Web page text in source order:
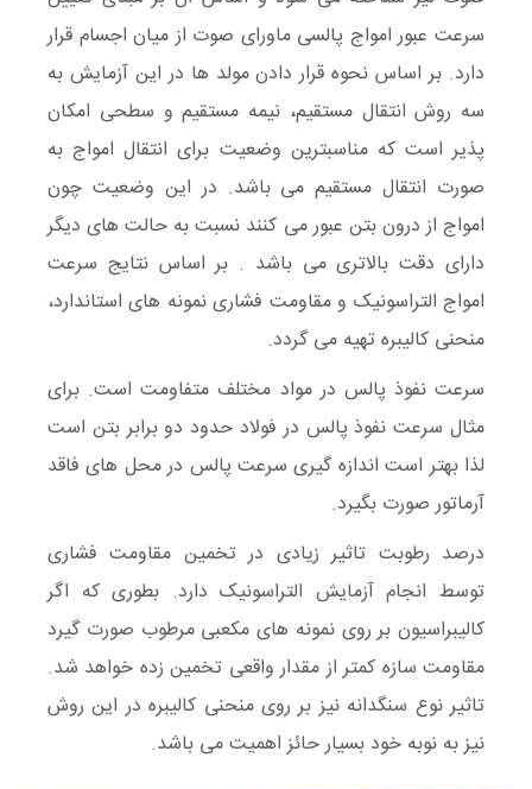
سرعت عبور امواج پالسی ماورای صوت از میان اجسام قرار
دارد. بر اساس نحوه قرار دادن مولد ها در این آزمایش به
سه روش انتقال مستقیم، نیمه مستقیم و سطحی امکان
پذیر است که مناسبترین وضعیت برای انتقال امواج به
صورت انتقال مستقیم می باشد. در این وضعیت چون
امواج از درون بتن عبور می کنند نسبت به حالت های دیگر
دارای دقت بالاتری می باشد . بر اساس نتایج سرعت
امواج التراسونیک و مقاومت فشاری نمونه های استاندارد،
منحنی کالیبره تهیه می گردد.
سرعت نفوذ پالس در مواد مختلف متفاومت است. برای
مثال سرعت نفوذ پالس در فولاد حدود دو برابر بتن است
لذا بهتر است اندازه گیری سرعت پالس در محل های فاقد
آرماتور صورت بگیرد.
درصد رطوبت تاثیر زیادی در تخمین مقاومت فشاری
توسط انجام آزمایش التراسونیک دارد. بطوری که اگر
کالیبراسیون بر روی نمونه های مکعبی مرطوب صورت گیرد
مقاومت سازه کمتر از مقدار واقعی تخمین زده خواهد شد.
تاثیر نوع سنگدانه نیز بر روی منحنی کالیبره در این روش
نیز به نوبه خود بسیار حائز اهمیت می باشد.